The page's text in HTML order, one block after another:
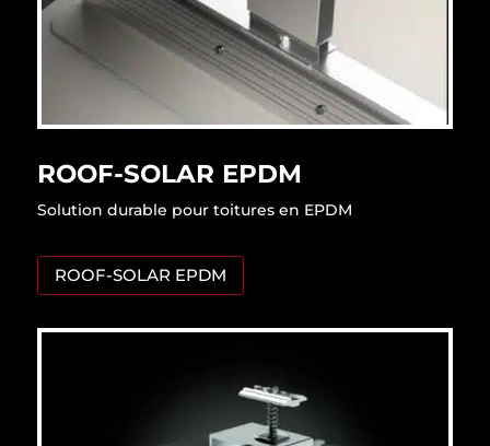
ROOF-SOLAR EPDM
Solution durable pour toitures en EPDM
ROOF-SOLAR EPDM